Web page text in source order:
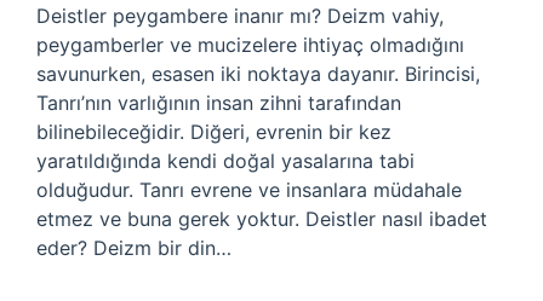
Deistler peygambere inanır mı? Deizm vahiy,
peygamberler ve mucizelere ihtiyaç olmadığını
savunurken, esasen iki noktaya dayanır. Birincisi,
Tanrı’nın varlığının insan zihni tarafından
bilinebileceğidir. Diğeri, evrenin bir kez
yaratıldığında kendi doğal yasalarına tabi
olduğudur. Tanrı evrene ve insanlara müdahale
etmez ve buna gerek yoktur. Deistler nasıl ibadet
eder? Deizm bir din…